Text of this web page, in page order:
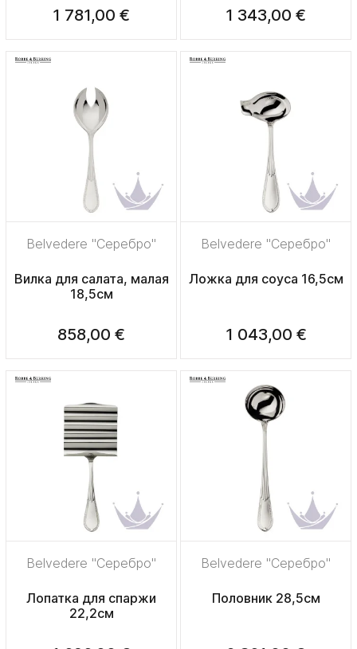
1 781,00 € 1 343,00 €
Belvedere "Серебро"
Вилка для салата, малая
18,5см
858,00 €
Belvedere "Серебро"
Ложка для соуса 16,5см
1 043,00 €
Belvedere "Серебро"
Лопатка для спаржи
22,2см
Belvedere "Серебро"
Половник 28,5см